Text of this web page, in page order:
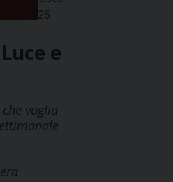
2026
e
voglia